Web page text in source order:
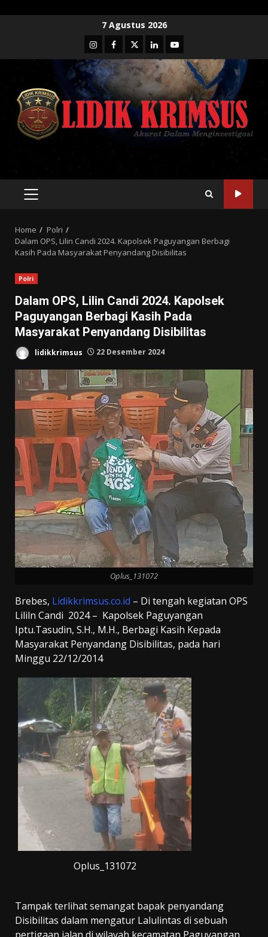
7 Agustus 2026
InstagramFacebook
TwitterLinkedinYoutube
PRIMARY
Home
Polri
Dalam OPS, Lilin Candi 2024. Kapolsek Paguyangan Berbagi
Kasih Pada Masyarakat Penyandang Disibilitas
Polri
Dalam OPS, Lilin Candi 2024. Kapolsek
Paguyangan Berbagi Kasih Pada
Masyarakat Penyandang Disibilitas
lidikkrimsus 22 Desember 2024
Oplus_131072
Brebes, Lidikkrimsus.co.id – Di tengah kegiatan OPS
Lililn Candi 2024 – Kapolsek Paguyangan
Iptu.Tasudin, S.H., M.H., Berbagi Kasih Kepada
Masyarakat Penyandang Disibilitas, pada hari
Minggu 22/12/2014
Oplus_131072
Tampak terlihat semangat bapak penyandang
Disibilitas dalam mengatur Lalulintas di sebuah